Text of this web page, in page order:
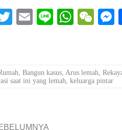
T
r
E
Li
W
A
pp
W
ha
t
er
,Bangun kasus,Arus lemah,
saat ini yang lemah,keluarga pintar